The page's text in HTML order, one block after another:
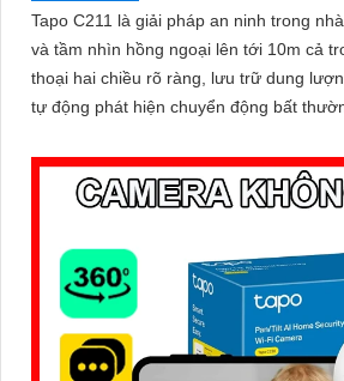
Tapo C211 là giải pháp an ninh trong
và tầm nhìn hồng ngoại lên tới 10m cả trong bóng tối.
thoại hai chiều rõ ràng, lưu trữ dung
tự động phát hiện chuyển động bất